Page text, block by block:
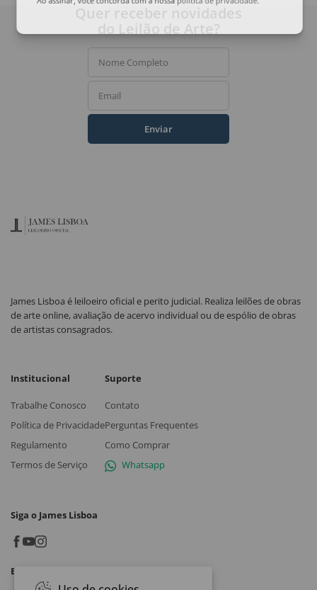
Ao assinar, você concorda com a nossa política de privacidade
Nome Completo
Email
Enviar
James Lisboa é leiloeiro oficial e perito judicial. Realiza leilões de obras
de arte online, avaliação de acervo individual ou de espólio de obras
de artistas consagrados.
Institucional
Trabalhe Conosco
Política de Privacidade
Regulamento
Termos de Serviço
Suporte
Contato
Perguntas Frequentes
Como Comprar
Whatsapp
Siga o James Lisboa
Baixe o App